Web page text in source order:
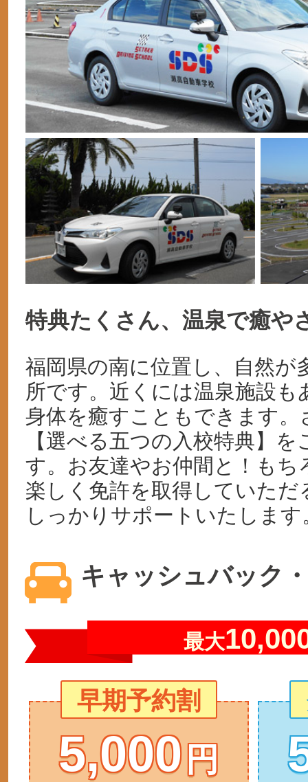
特典たくさん、温泉で癒や
福岡県の南に位置し、自然が
所です。近くには温泉施設も
身体を癒すこともできます。
【選べる五つの入校特典】
す。お友達やお仲間と！もち
楽しく免許を取得していた
しっかりサポートいたします
キャッシュバック
最大
早期予約割
5,000 円